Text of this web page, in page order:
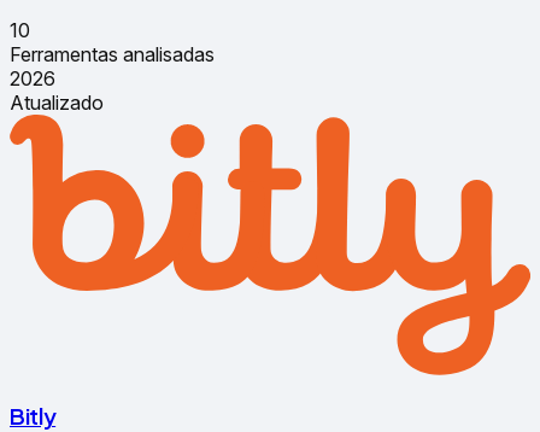
10
Ferramentas analisadas
2026
Atualizado
Bitly